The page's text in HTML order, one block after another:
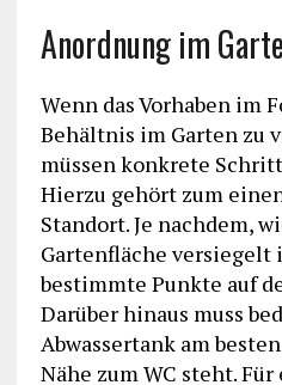
Anordnung im
Wenn das Vorhaben im
Behältnis im Garten zu
müssen konkrete
Hierzu gehört zum
Standort. Je nachdem,
Gartenfläche versiegelt
bestimmte Punkte auf
Darüber hinaus muss
Abwassertank am
Nähe zum WC steht.